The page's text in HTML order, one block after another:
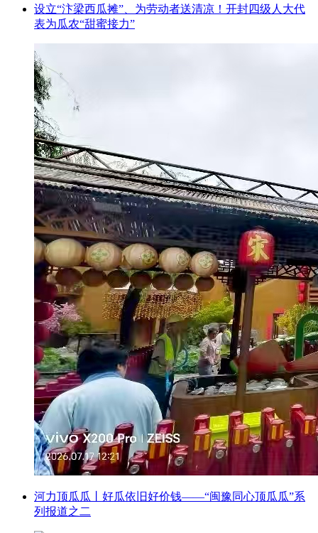
设立“汴梁西瓜摊”、为劳动者送清凉！开封四级人大代
表为瓜农“甜蜜接力”
河力顶瓜瓜丨好瓜依旧好价钱——“闽豫同心顶瓜瓜”系
列报道之二